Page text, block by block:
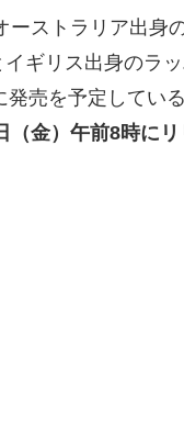
ーストラリア出身
イギリス出身のラ
発売を予定してい
（金）午前8時に